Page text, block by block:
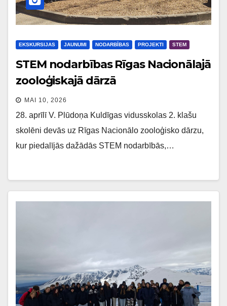
EKSKURSIJAS JAUNUMI NODARBĪBAS PROJEKTI STEM
STEM nodarbības Rīgas Nacionālajā
zooloģiskajā dārzā
MAI 10, 2026
28. aprīlī V. Plūdoņa Kuldīgas vidusskolas 2. klašu
skolēni devās uz Rīgas Nacionālo zooloģisko dārzu,
kur piedalījās dažādās STEM nodarbībās,…